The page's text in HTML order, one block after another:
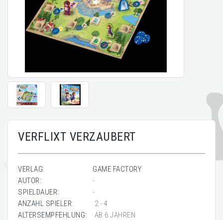
VERFLIXT VERZAUBERT
VERLAG:
GAME FACTORY
AUTOR:
-
SPIELDAUER:
-
ANZAHL SPIELER:
2 - 4
ALTERSEMPFEHLUNG:
AB 6 JAHREN